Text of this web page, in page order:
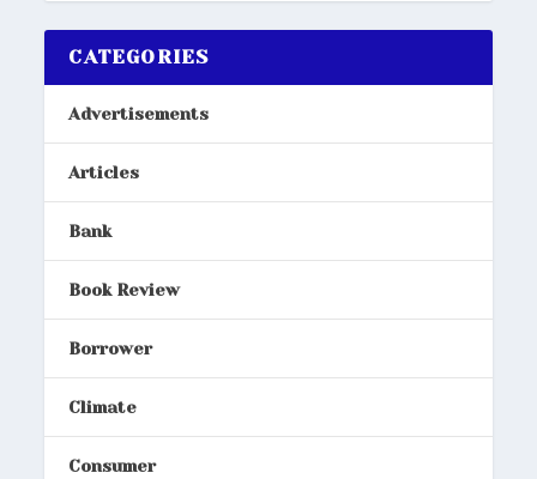
CATEGORIES
Advertisements
Articles
Bank
Book Review
Borrower
Climate
Consumer